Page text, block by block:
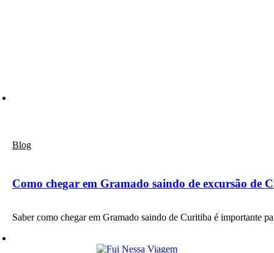
Blog
Como chegar em Gramado saindo de excursão de
Saber como chegar em Gramado saindo de Curitiba é importante